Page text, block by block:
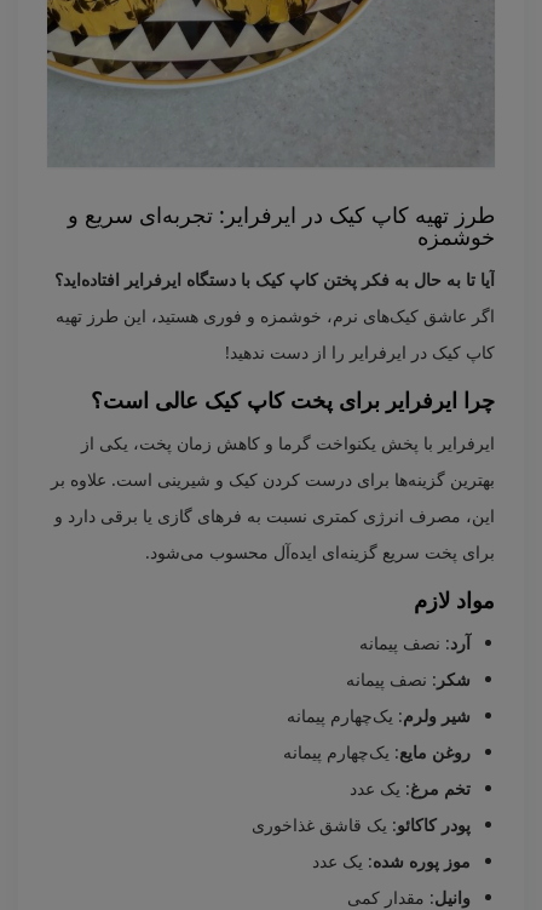
طرز تهیه کاپ کیک در ایرفرایر: تجربه‌ای سریع و
خوشمزه
آیا تا به حال به فکر پختن کاپ کیک با دستگاه ایرفرایر افتاده‌اید؟
اگر عاشق کیک‌های نرم، خوشمزه و فوری هستید، این طرز تهیه
کاپ کیک در ایرفرایر را از دست ندهید!
چرا ایرفرایر برای پخت کاپ کیک عالی است؟
ایرفرایر با پخش یکنواخت گرما و کاهش زمان پخت، یکی از
بهترین گزینه‌ها برای درست کردن کیک و شیرینی است. علاوه بر
این، مصرف انرژی کمتری نسبت به فرهای گازی یا برقی دارد و
برای پخت سریع گزینه‌ای ایده‌آل محسوب می‌شود.
مواد لازم
آرد: نصف پیمانه
شکر : نصف پیمانه
شیر ولرم: یک‌چهارم پیمانه
روغن مایع: یک‌چهارم پیمانه
تخم مرغ: یک عدد
پودر کاکائو: یک قاشق غذاخوری
موز پوره شده: یک عدد
وانیل: مقدار کمی